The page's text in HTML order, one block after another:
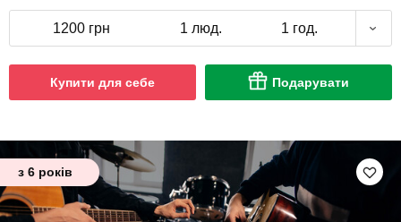
1200 грн 1 люд. 1 год.
Купити для себе Подарувати
з 6 років